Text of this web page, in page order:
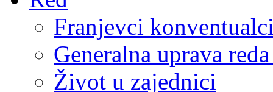
Franjevci
Generalna uprava
Život u zajednici